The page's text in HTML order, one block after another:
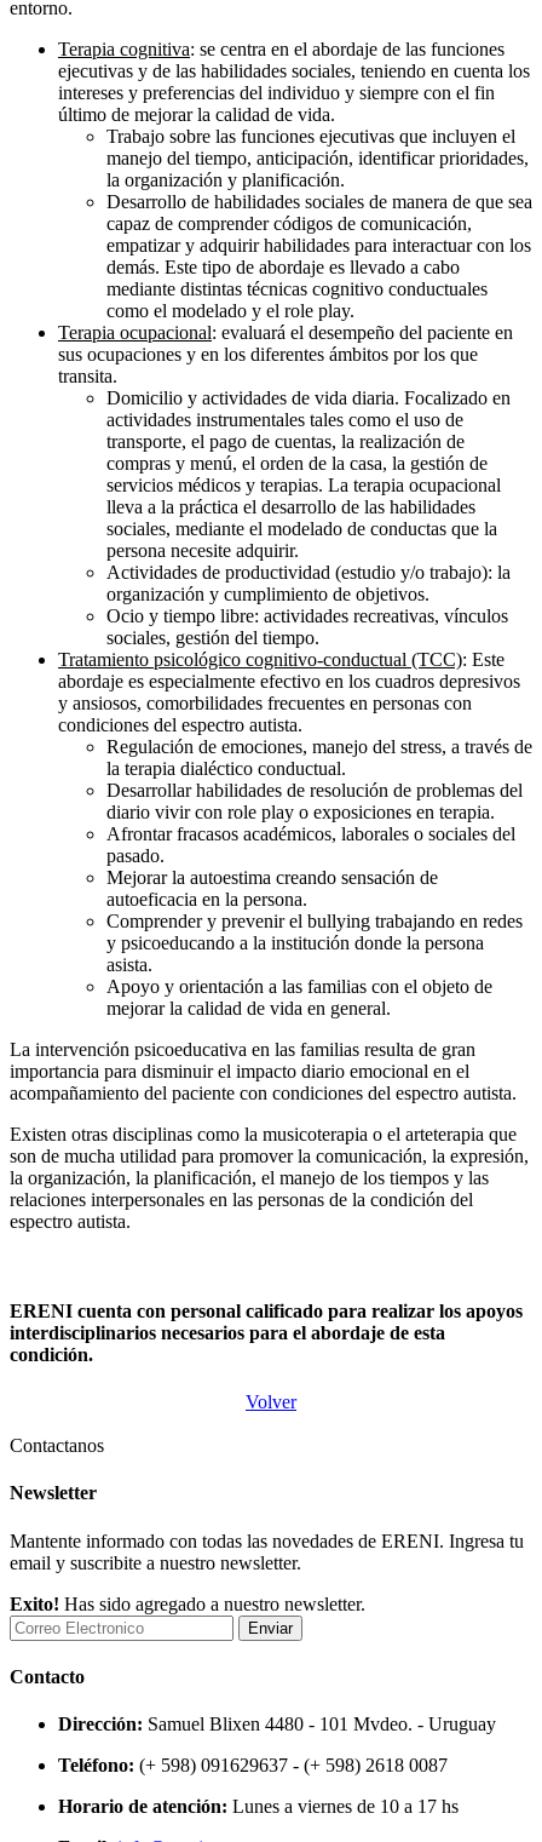
entorno.
Terapia cognitiva: se centra en el abordaje de las funciones
ejecutivas y de las habilidades sociales, teniendo en cuenta los
intereses y preferencias del individuo y siempre con el fin
último de mejorar la calidad de vida.
Trabajo sobre las funciones ejecutivas que incluyen el
manejo del tiempo, anticipación, identificar prioridades,
la organización y planificación.
Desarrollo de habilidades sociales de manera de que sea
capaz de comprender códigos de comunicación,
empatizar y adquirir habilidades para interactuar con los
demás. Este tipo de abordaje es llevado a cabo
mediante distintas técnicas cognitivo conductuales
como el modelado y el role play.
Terapia ocupacional: evaluará el desempeño del paciente en
sus ocupaciones y en los diferentes ámbitos por los que
transita.
Domicilio y actividades de vida diaria. Focalizado en
actividades instrumentales tales como el uso de
transporte, el pago de cuentas, la realización de
compras y menú, el orden de la casa, la gestión de
servicios médicos y terapias. La terapia ocupacional
lleva a la práctica el desarrollo de las habilidades
sociales, mediante el modelado de conductas que la
persona necesite adquirir.
Actividades de productividad (estudio y/o trabajo): la
organización y cumplimiento de objetivos.
Ocio y tiempo libre: actividades recreativas, vínculos
sociales, gestión del tiempo.
Tratamiento psicológico cognitivo-conductual (TCC): Este
abordaje es especialmente efectivo en los cuadros depresivos
y ansiosos, comorbilidades frecuentes en personas con
condiciones del espectro autista.
Regulación de emociones, manejo del stress, a través de
la terapia dialéctico conductual.
Desarrollar habilidades de resolución de problemas del
diario vivir con role play o exposiciones en terapia.
Afrontar fracasos académicos, laborales o sociales del
pasado.
Mejorar la autoestima creando sensación de
autoeficacia en la persona.
Comprender y prevenir el bullying trabajando en redes
y psicoeducando a la institución donde la persona
asista.
Apoyo y orientación a las familias con el objeto de
mejorar la calidad de vida en general.
La intervención psicoeducativa en las familias resulta de gran
importancia para disminuir el impacto diario emocional en el
acompañamiento del paciente con condiciones del espectro autista.
Existen otras disciplinas como la musicoterapia o el arteterapia que
son de mucha utilidad para promover la comunicación, la expresión,
la organización, la planificación, el manejo de los tiempos y las
relaciones interpersonales en las personas de la condición del
espectro autista.
ERENI cuenta con personal calificado para realizar los apoyos
interdisciplinarios necesarios para el abordaje de esta
condición.
Volver
Contactanos
Newsletter
Mantente informado con todas las novedades de ERENI. Ingresa tu
email y suscribite a nuestro newsletter.
Exito! Has sido agregado a nuestro newsletter.
Enviar
Contacto
Dirección: Samuel Blixen 4480 - 101 Mvdeo. - Uruguay
Teléfono: (+ 598) 091629637 - (+ 598) 2618 0087
Horario de atención: Lunes a viernes de 10 a 17 hs